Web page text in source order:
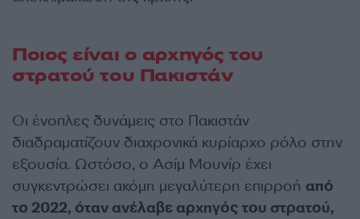
Ποιος είναι ο αρχηγός του
στρατού του Πακιστάν
Οι ένοπλες δυνάμεις στο Πακιστάν
διαδραματίζουν διαχρονικά κυρίαρχο ρόλο στην
εξουσία. Ωστόσο, ο Ασίμ Μουνίρ έχει
συγκεντρώσει ακόμη μεγαλύτερη επιρροή από
το 2022, όταν ανέλαβε αρχηγός του στρατού,